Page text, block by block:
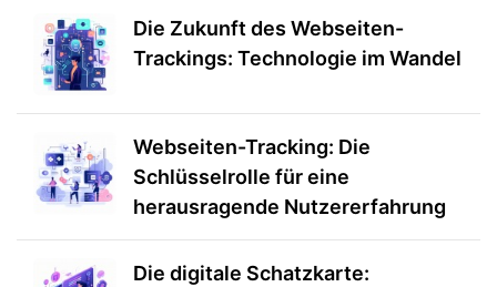
Die Zukunft des Webseiten-
Trackings: Technologie im Wandel
Webseiten-Tracking: Die
Schlüsselrolle für eine
herausragende Nutzererfahrung
Die digitale Schatzkarte: